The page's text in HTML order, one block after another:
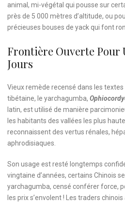
animal, mi-végétal qui pousse sur
près de 5 000 mètres d’altitude, ou
précieuses bouses de yack qui font
Frontière Ouverte Pour
Jours
Vieux remède recensé dans les
tibétaine, le yarchagumba,
latin, est utilisé de manière
les habitants des vallées les plus
reconnaissent des vertus rénales,
aphrodisiaques.
Son usage est resté longtemps
vingtaine d’années, certains Chinois
yarchagumba, censé conférer force,
les prix s’envolent ! Les traders